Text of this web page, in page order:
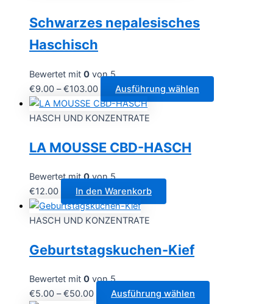
Schwarzes nepalesisches
Haschisch
Bewertet mit 0 von 5
€9.00 –€103.00Preisspanne:
€9.00
bis
Ausführung wählen
Produkt
HASCH UND KONZENTRATE
LA MOUSSE CBD-HASCH
Bewertet mit0von 5
€12.00 In den Warenkorb
HASCH UND KONZENTRATE
Geburtstagskuchen-Kief
Bewertet mit 0 von 5
€5.00 –€50.00Preisspanne:
Ausführung wählen